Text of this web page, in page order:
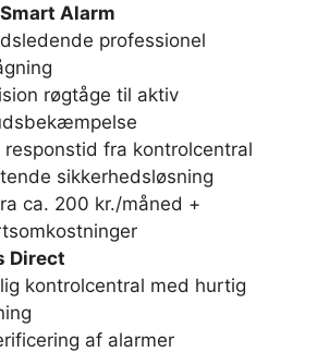
Alarm
professionel
røgtåge til aktiv
responstid fra kontrolcentral
sikkerhedsløsning
ca. 200 kr./måned +
Direct
kontrolcentral med hurtig
af alarmer